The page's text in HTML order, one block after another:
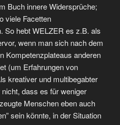
Buch innere Widersprüche;
viele Facetten
So hebt WELZER es z.B. als
wenn man sich nach dem
Kompetenzplateaus anderen
(um Erfahrungen von
kreativer und multibegabter
dass es für weniger
Menschen eben auch
sein könnte, in der Situation